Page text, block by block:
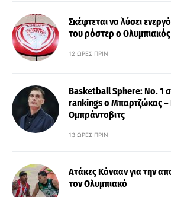
Σκέφτεται να λύσει
του ρόστερ ο Ολυμπιακός
12 ΏΡΕΣ ΠΡΙΝ
Basketball Sphere: No. 1
rankings ο Μπαρτζώκας –
Ομπράντοβιτς
13 ΏΡΕΣ ΠΡΙΝ
Ατάκες Κάνααν για την
τον Ολυμπιακό